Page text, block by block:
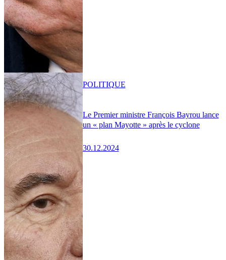
Le Premier ministre François Bayrou lance
un « plan Mayotte » après le cyclone
30.12.2024
POLITIQUE